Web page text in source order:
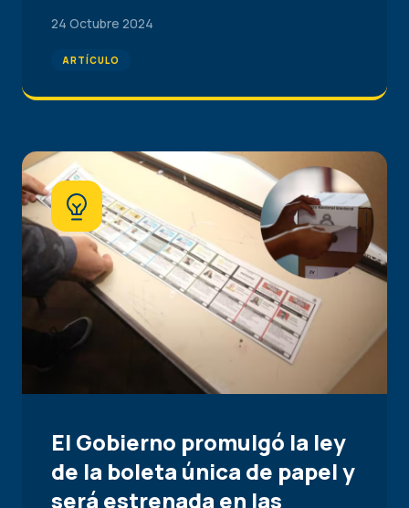
24 Octubre 2024
ARTÍCULO
El Gobierno promulgó la ley
de la boleta única de papel y
será estrenada en las